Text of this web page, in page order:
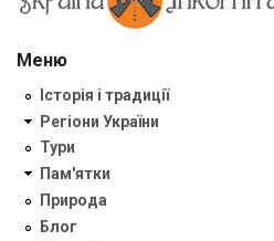
Меню
Історія і традиції
Регіони України
Тури
Пам'ятки
Природа
Блог